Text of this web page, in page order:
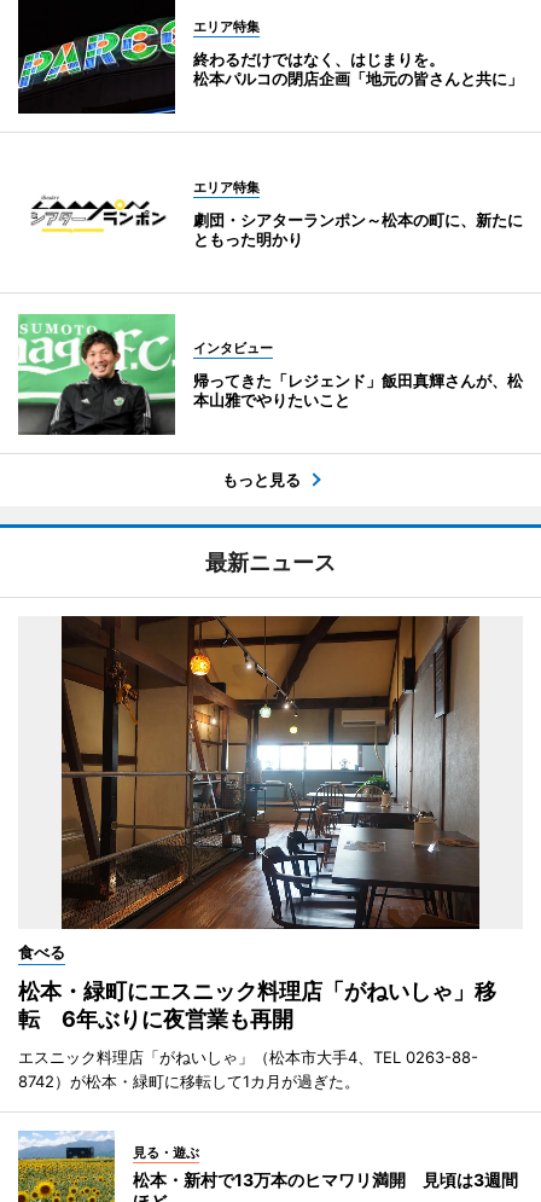
エリア特集
終わるだけではなく、はじまりを。
松本パルコの閉店企画「地元の皆さんと共に」
エリア特集
劇団・シアターランポン～松本の町に、新たに
ともった明かり
インタビュー
帰ってきた「レジェンド」飯田真輝さんが、松
本山雅でやりたいこと
もっと見る
最新ニュース
食べる
松本・緑町にエスニック料理店「がねいしゃ」移
転 6年ぶりに夜営業も再開
エスニック料理店「がねいしゃ」（松本市大手4、TEL 0263-88-
8742）が松本・緑町に移転して1カ月が過ぎた。
見る・遊ぶ
松本・新村で13万本のヒマワリ満開 見頃は3週間